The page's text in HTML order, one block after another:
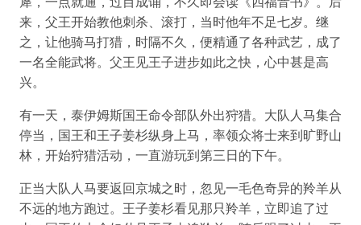
来，父王开始教他刺杀、滚打，当时他年不足七岁。继
之，让他骑马打猎，时隔不久，便精通了各种武艺，成了
一名全能武将。父王见王子进步如此之快，心中甚是高
兴。
有一天，泰伊姆斯国王命令部队外出狩猎。大队人马集合
停当，国王和王子姜杉纵身上马，率领众将士来到旷野山
林，开始狩猎活动，一直游玩到第三日的下午。
正当大队人马要返回京城之时，忽见一毛色奇异的羚羊从
不远的地方跑过。王子姜杉看见那只羚羊，立即追了过